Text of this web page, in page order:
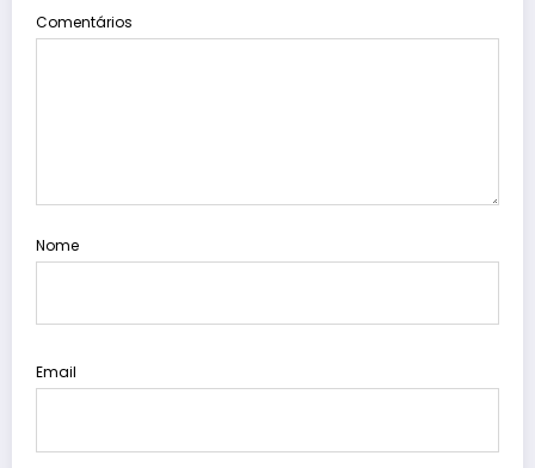
Comentários
Nome
Email